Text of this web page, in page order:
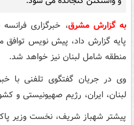
به گزارش مشرق، خبرگزاری
پایه گزارش داد، پیش نویس توافق
منطقه شامل لبنان نیز خواهد شد.
وی در جریان گفتگوی تلفنی با
لبنان، ایران، رژیم صهیونیستی و
پیشتر شهباز شریف، نخست وزیر